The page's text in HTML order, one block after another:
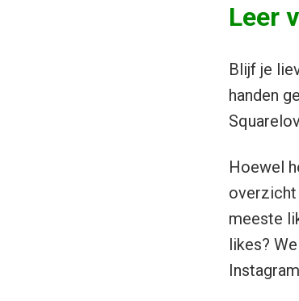
Leer
Blijf je
handen
Hoewel
overzicht
meeste
likes?